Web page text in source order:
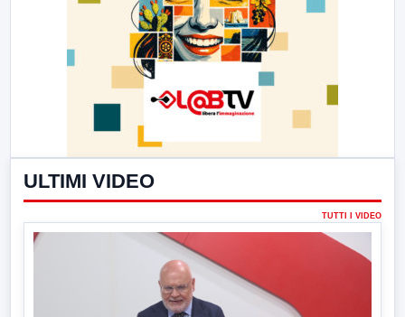
ULTIMI VIDEO
TUTTI I VIDEO